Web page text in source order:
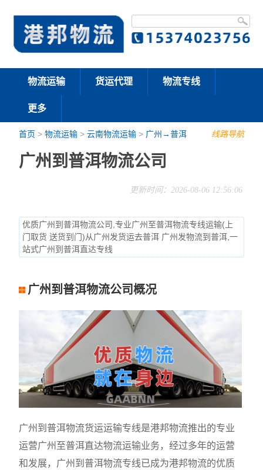
物流运输 货运代理 物流专线
更多
线路导航
首页 >物流运输 >云南物流运输 > 广州→普洱
广州到普洱物流公司
更新时间：2026-08-06 12:56:06
优质广州到普洱物流公司,专业广州至普洱物流专线运输(上
门取货 送货到门)从广州发货运去普洱 广州发物流到普洱,一
站式广州到普洱直达专线
广州到普洱物流公司概况
广州到普洱物流货运运输专线是港邦物流推出的专业
运营广州至普洱直达物流运输业务，经过多年的运营
和发展，广州到普洱物流专线已成为港邦物流的优质